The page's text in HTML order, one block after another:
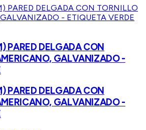
PARED DELGADA CON
GALVANIZADO -
PARED DELGADA CON
GALVANIZADO -